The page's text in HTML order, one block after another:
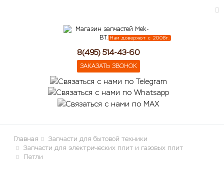
Нам доверяют с 2008г.
8(495) 514-43-60
ЗАКАЗАТЬ ЗВОНОК
Главная
Запчасти для бытовой техники
Запчасти для электрических плит и газовых плит
Петли